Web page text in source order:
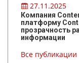
27.11.2025
Компания
платформу
прозрачность
информации
Все публикации